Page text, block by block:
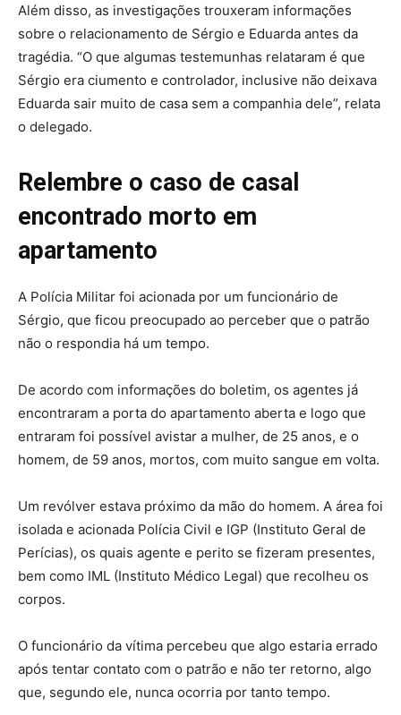
Além disso, as investigações trouxeram informações
sobre o relacionamento de Sérgio e Eduarda antes da
tragédia. “O que algumas testemunhas relataram é que
Sérgio era ciumento e controlador, inclusive não deixava
Eduarda sair muito de casa sem a companhia dele”, relata
o delegado.
Relembre o caso de casal
encontrado morto em
apartamento
A Polícia Militar foi acionada por um funcionário de
Sérgio, que ficou preocupado ao perceber que o patrão
não o respondia há um tempo.
De acordo com informações do boletim, os agentes já
encontraram a porta do apartamento aberta e logo que
entraram foi possível avistar a mulher, de 25 anos, e o
homem, de 59 anos, mortos, com muito sangue em volta.
Um revólver estava próximo da mão do homem. A área foi
isolada e acionada Polícia Civil e IGP (Instituto Geral de
Perícias), os quais agente e perito se fizeram presentes,
bem como IML (Instituto Médico Legal) que recolheu os
corpos.
O funcionário da vítima percebeu que algo estaria errado
após tentar contato com o patrão e não ter retorno, algo
que, segundo ele, nunca ocorria por tanto tempo.